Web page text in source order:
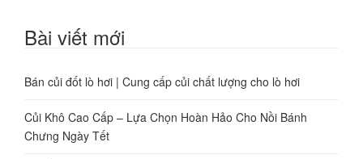
Bài viết mới
Bán củi đốt lò hơi | Cung cấp củi chất lượng cho lò hơi
Củi Khô Cao Cấp – Lựa Chọn Hoàn Hảo Cho Nồi Bánh
Chưng Ngày Tết